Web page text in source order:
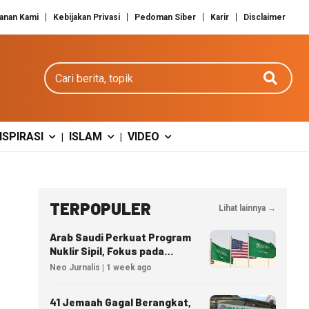
Kami Kebijakan Privasi Pedoman Siber Karir Disclaimer
Cari berita
| ISLAM | VIDEO
TERPOPULER Lihat lainnya →
Arab Saudi Perkuat Program
Nuklir Sipil, Fokus pada
Transfer Teknologi dan
Neo Jurnalis | 1 week ago
41 Jemaah Gagal Berangkat,